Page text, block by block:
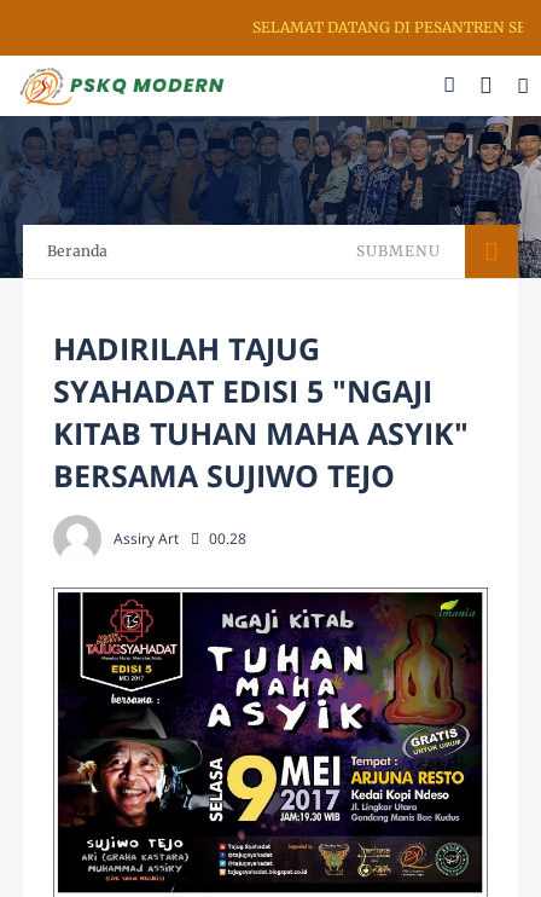
SELAMAT DATANG DI PESANTREN
Beranda SUBMENU
HADIRILAH TAJUG
SYAHADAT EDISI 5 "NGAJI
KITAB TUHAN MAHA ASYIK"
BERSAMA SUJIWO TEJO
Assiry Art 00.28